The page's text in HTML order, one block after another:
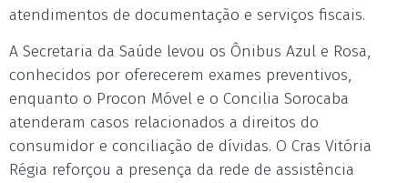
atendimentos de documentação e serviços fiscais.
A Secretaria da Saúde levou os Ônibus Azul e Rosa,
conhecidos por oferecerem exames preventivos,
enquanto o Procon Móvel e o Concilia Sorocaba
atenderam casos relacionados a direitos do
consumidor e conciliação de dívidas. O Cras Vitória
Régia reforçou a presença da rede de assistência